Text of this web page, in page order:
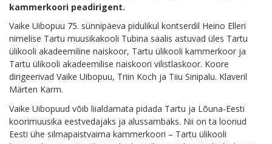
kammerkoori peadirigent.
Vaike Uibopuu 75. sünnipäeva pidulikul kontserdil Heino Elleri
nimelise Tartu muusikakooli Tubina saalis astuvad üles Tartu
ülikooli akadeemiline naiskoor, Tartu ülikooli kammerkoor ja
Tartu ülikooli akadeemilise naiskoori vilistlaskoor. Koore
dirigeerivad Vaike Uibopuu, Triin Koch ja Tiiu Sinipalu. Klaveril
Märten Karm.
Vaike Uibopuud võib liialdamata pidada Tartu ja Lõuna-Eesti
koorimuusika eestvedajaks ja alussambaks. Nii on ta loonud
Eesti ühe silmapaistvaima kammerkoori – Tartu ülikooli